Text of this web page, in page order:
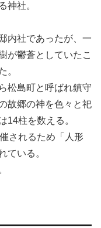
神社。
内社であったが、一
が鬱蒼としていたこ
。
松島町と呼ばれ鎮守
故郷の神を色々と祀
14柱を数える。
されるため「人形
ている。